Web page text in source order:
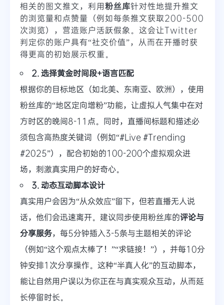
相关的图文推文，利用粉丝库针对性地提升推文
的浏览量和点赞量（例如每条推文获取200-500
次浏览），营造账户活跃假象。这会让Twitter
判定你的账户具有“社交价值”，从而在开播时获
得更高的初始展示权重。
2. 选择黄金时间段+语言匹配
根据你的目标地区（如北美、东南亚、欧洲），使用
粉丝库的“地区定向增粉”功能，让虚拟人气集中在对
方时区的晚间8-11点。同时，直播间标题和描述必
须包含高热度关键词（例如“#Live #Trending
#2025”），配合初始的100-200个虚拟观众进
场，刺激真实用户的好奇心。
3. 动态互动脚本设计
真实用户会因为“从众效应”留下，但若直播无人说
话，他们会迅速离开。建议同步使用粉丝库的评论与
分享服务，每5分钟插入3-5条与主题相关的评论
（例如“这个观点太棒了！”“求链接！”），并每10分
钟安排1次分享操作。这种“半真人化”的互动脚本，
能让自然用户误以为你正在与真实观众互动，从而延
长停留时长。